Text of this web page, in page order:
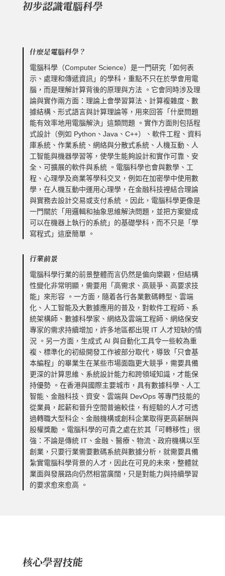
初步認識電腦科學
什麼是電腦科學？
電腦科學（Computer Science）是一門研究「如何表
示、處理和傳遞資訊」的學科，重點不只在於學會用電
腦，而是理解計算背後的原理與方法 。它會同時涉及理
論與實作兩方面：理論上會學習算法、計算複雜度、數
據結構、形式語言與計算理論等，用來回答「什麼問題
能有效率地用電腦解決」這類問題 。實作方面則包括程
式設計（例如 Python、Java、C++）、軟件工程、資料
庫系統、作業系統、網絡與分散式系統、人機互動、人
工智能與機器學習等，使學生能夠設計和實作可靠、安
全、可擴展的軟件與系統 。電腦科學也會與數學、工
程、心理學及商業等學科交叉，例如在加密學中使用數
學，在人機互動中運用心理學，在金融科技裡結合理論
與實務去設計交易或支付系統 。因此，電腦科學更像是
一門關於「用邏輯和抽象思維解決問題，並把方案變成
可以在機器上執行的系統」的基礎學科，而不只是「學
寫程式」這麼簡單 。
行業前景
電腦科學行業的前景整體而言仍然是偏向樂觀，但結構
性變化非常明顯，需要用「高需求、高競爭、高要求技
能」來形容 。一方面，隨着各行各業數碼轉型、雲端
化、人工智能及大數據應用的普及，對軟件工程師、系
統架構師、數據科學家、網絡及雲端工程師、網絡保安
專家的需求持續增加，許多地區都出現 IT 人才短缺的情
況 。另一方面，生成式 AI 與自動化工具令一些較為重
複、標準化的初級開發工作被部分取代，導致「只會基
本編程」的畢業生在某些市場面臨更大競爭，需要具備
更深的計算思維、系統設計能力和跨領域知識，才能保
持優勢 。在香港與國際主要城市，具有數據科學、人工
智能、金融科技、資安、雲端與 DevOps 等專門技能的
從業員，起薪和晉升空間普遍較佳，有經驗的人才可透
過轉職大型科企、金融機構或創科企業取得更高薪酬與
股權獎勵 。電腦科學的可貴之處在於其「可轉移性」很
強：不論是傳統 IT、金融、醫療、物流、政府機構以至
創業，只要行業需要數碼系統與數據分析，就需要具備
紮實電腦科學背景的人才，因此在可見的未來，整體就
業面與發展路向仍然相當廣闊，只是對能力與持續學習
的要求愈來愈高 。
核心學習技能